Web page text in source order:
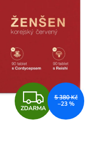
Z
D
ZDARMA
5 380 Kč
–23 %